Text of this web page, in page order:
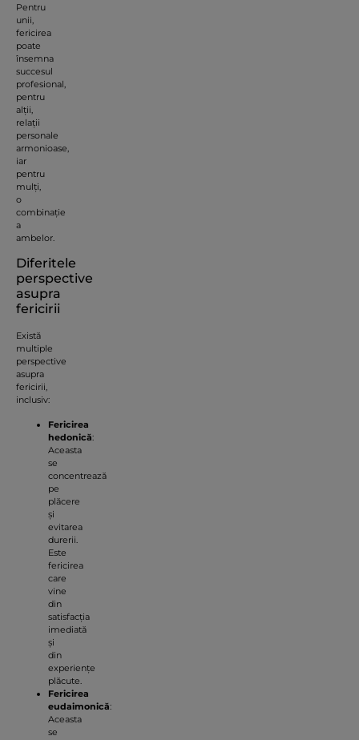
Pentru
unii,
fericirea
poate
însemna
succesul
profesional,
pentru
alții,
relații
personale
armonioase,
iar
pentru
mulți,
o
combinație
a
ambelor.
Diferitele
perspective
asupra
fericirii
Există
multiple
perspective
asupra
fericirii,
inclusiv:
Fericirea
hedonică:
Aceasta
se
concentrează
pe
plăcere
și
evitarea
durerii.
Este
fericirea
care
vine
din
satisfacția
imediată
și
din
experiențe
plăcute.
Fericirea
eudaimonică:
Aceasta
se